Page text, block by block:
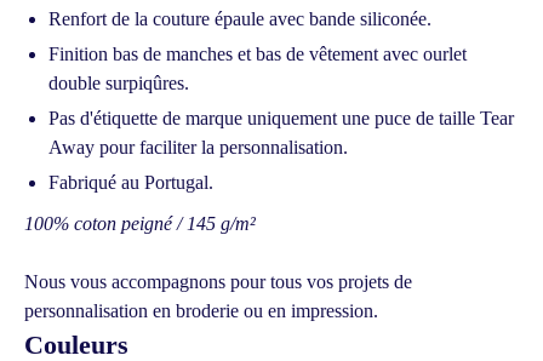
Renfort de la couture épaule avec bande siliconée.
Finition bas de manches et bas de vêtement avec ourlet
double surpiqûres.
Pas d'étiquette de marque uniquement une puce de taille Tear
Away pour faciliter la personnalisation.
Fabriqué au Portugal.
100% coton peigné / 145 g/m²
Nous vous accompagnons pour tous vos projets de
personnalisation en broderie ou en impression.
Couleurs